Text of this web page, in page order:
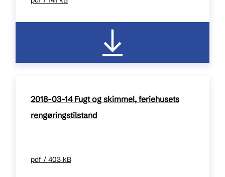
2018-03-14 Fugt og skimmel, feriehusets
rengøringstilstand
pdf / 403 kB